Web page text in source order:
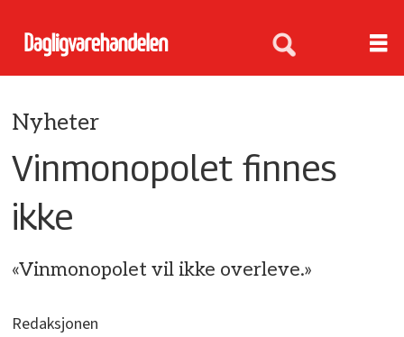
Nyheter
Vinmonopolet finnes
ikke
«Vinmonopolet vil ikke overleve.»
Redaksjonen